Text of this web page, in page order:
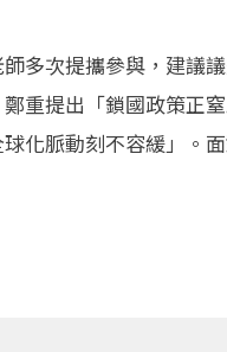
多次提攜參與，建議
重提出「鎖國政策正
化脈動刻不容緩」。